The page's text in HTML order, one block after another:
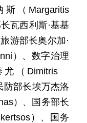
（Margaritis
瓦西利斯·基基
游部长奥尔加·
）、数字治理
尤（Dimitris
防部长埃万杰洛
）、国务部长
）、国务